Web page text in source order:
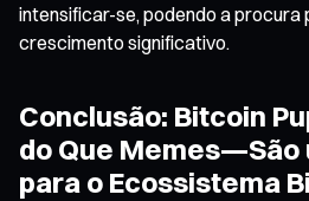
intensificar-se, podendo a
crescimento significativo.
Conclusão: Bitcoin
do Que Memes—São
para o Ecossistema